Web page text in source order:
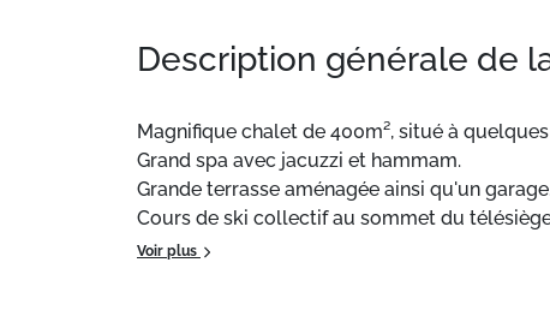
Description générale de
Magnifique chalet de 400m², situé à
Grand spa avec jacuzzi et hammam.
Grande terrasse aménagée ainsi qu'un
Cours de ski collectif au sommet du
cours.
Voir plus